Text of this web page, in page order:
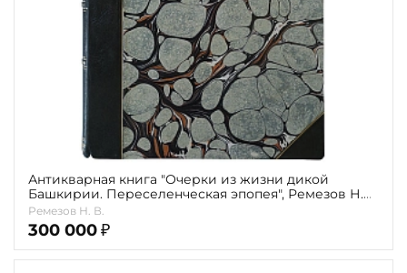
Антикварная книга "Очерки из жизни дикой
Башкирии. Переселенческая эпопея", Ремезов Н.
В., 1889 г.
Ремезов Н. В.
300 000 ₽